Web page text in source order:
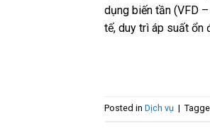
dụng biến tần (VFD
tế, duy trì áp suất ổn
Posted in Dịch vụ |